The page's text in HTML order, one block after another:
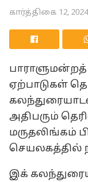
கார்த்திகை 12, 2024
பாராளுமன்றத்
ஏற்பாடுகள்
அதிபரும்
மருதலிங்கம்
செயலகத்தில்
இக்